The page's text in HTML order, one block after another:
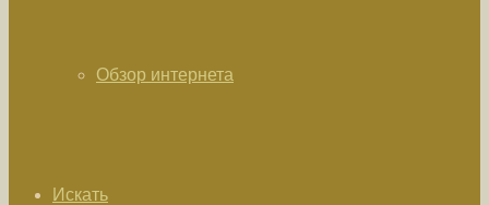
Обзор интернета
Искать